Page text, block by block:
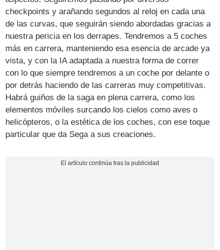
checkpoints y arañando segundos al reloj en cada una
de las curvas, que seguirán siendo abordadas gracias a
nuestra pericia en los derrapes. Tendremos a 5 coches
más en carrera, manteniendo esa esencia de arcade ya
vista, y con la IA adaptada a nuestra forma de correr
con lo que siempre tendremos a un coche por delante o
por detrás haciendo de las carreras muy competitivas.
Habrá guiños de la saga en plena carrera, como los
elementos móviles surcando los cielos como aves o
helicópteros, o la estética de los coches, con ese toque
particular que da Sega a sus creaciones.